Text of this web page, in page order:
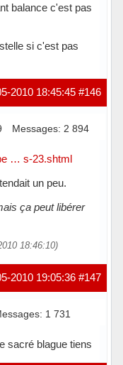
balance c'est pas
si c'est pas
#146
2010 18:45:45
Messages: 2 894
… s-23.shtml
un peu.
ça peut libérer
18:46:10)
#147
2010 19:05:36
1 731
sacré blague tiens